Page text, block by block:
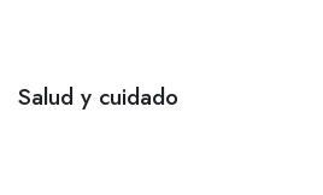
Salud y cuidado